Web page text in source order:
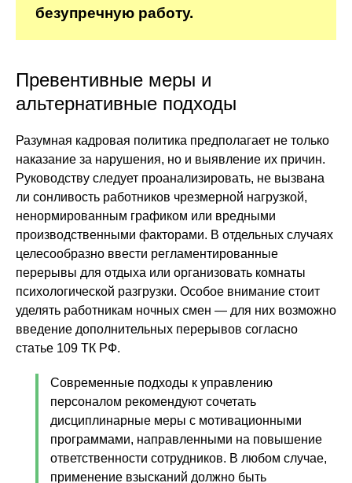
безупречную работу.
Превентивные меры и
альтернативные подходы
Разумная кадровая политика предполагает не только
наказание за нарушения, но и выявление их причин.
Руководству следует проанализировать, не вызвана
ли сонливость работников чрезмерной нагрузкой,
ненормированным графиком или вредными
производственными факторами. В отдельных случаях
целесообразно ввести регламентированные
перерывы для отдыха или организовать комнаты
психологической разгрузки. Особое внимание стоит
уделять работникам ночных смен — для них возможно
введение дополнительных перерывов согласно
статье 109 ТК РФ.
Современные подходы к управлению
персоналом рекомендуют сочетать
дисциплинарные меры с мотивационными
программами, направленными на повышение
ответственности сотрудников. В любом случае,
применение взысканий должно быть